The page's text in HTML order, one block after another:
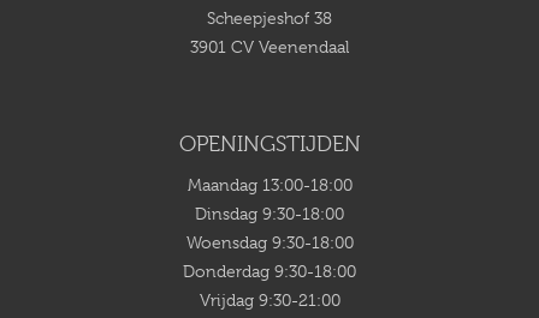
Scheepjeshof 38
3901 CV Veenendaal
OPENINGSTIJDEN
Maandag 13:00-18:00
Dinsdag 9:30-18:00
Woensdag 9:30-18:00
Donderdag 9:30-18:00
Vrijdag 9:30-21:00